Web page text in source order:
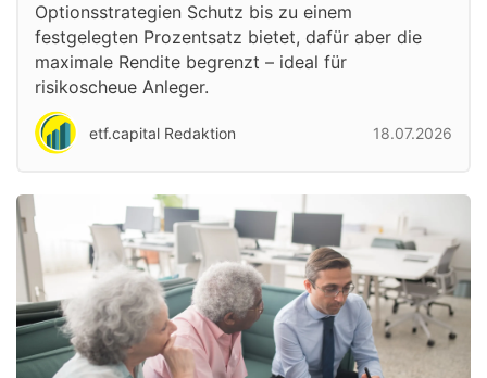
Optionsstrategien Schutz bis zu einem
festgelegten Prozentsatz bietet, dafür aber die
maximale Rendite begrenzt – ideal für
risikoscheue Anleger.
etf.capital Redaktion 18.07.2026